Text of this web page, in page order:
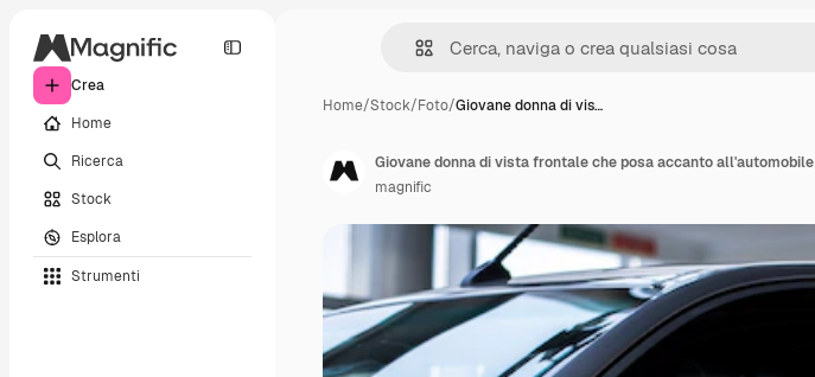
Crea
Home
Ricerca
Stock
Esplora
Strumenti
Home/Stock/Foto/Giovane donna di vis…
Giovane donna di vista frontale che posa accanto all'automobile
magnific